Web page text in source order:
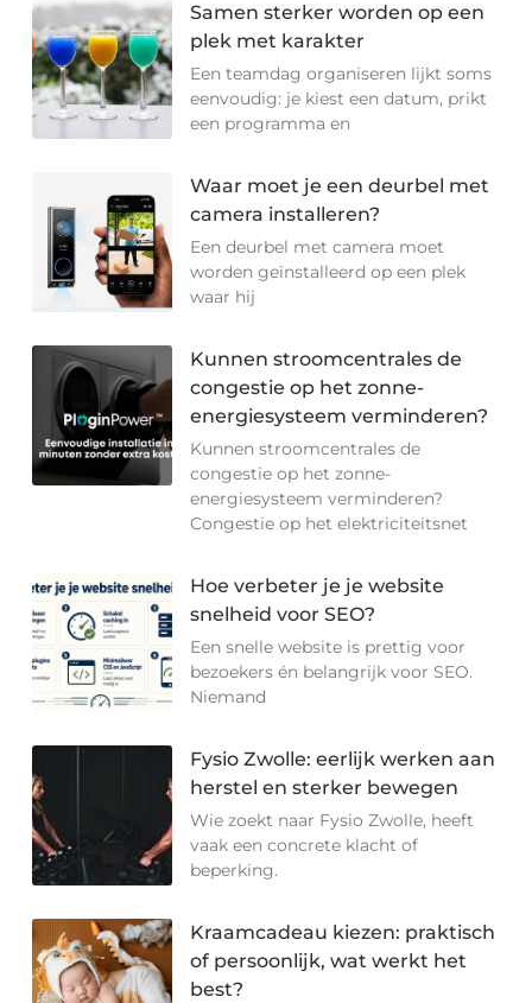
Samen sterker worden op een
plek met karakter
Een teamdag organiseren lijkt soms
eenvoudig: je kiest een datum, prikt
een programma en
Waar moet je een deurbel met
camera installeren?
Een deurbel met camera moet
worden geïnstalleerd op een plek
waar hij
Kunnen stroomcentrales de
congestie op het zonne-
energiesysteem verminderen?
Kunnen stroomcentrales de
congestie op het zonne-
energiesysteem verminderen?
Congestie op het elektriciteitsnet
Hoe verbeter je je website
snelheid voor SEO?
Een snelle website is prettig voor
bezoekers én belangrijk voor SEO.
Niemand
Fysio Zwolle: eerlijk werken aan
herstel en sterker bewegen
Wie zoekt naar Fysio Zwolle, heeft
vaak een concrete klacht of
beperking.
Kraamcadeau kiezen: praktisch
of persoonlijk, wat werkt het
best?